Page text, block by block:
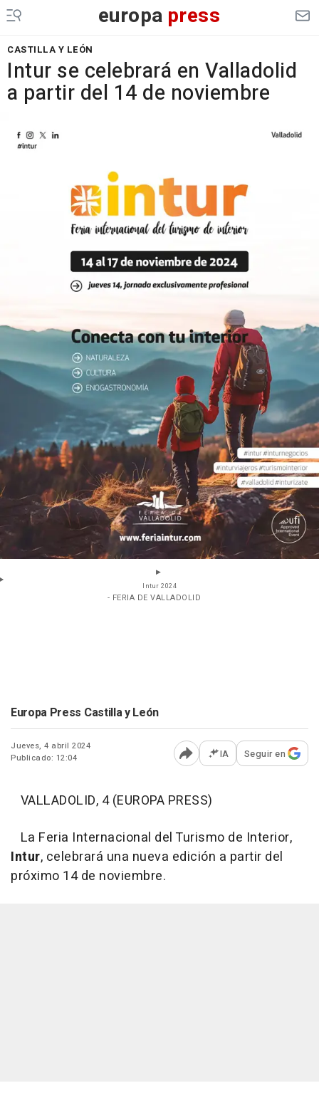
europa press
CASTILLA Y LEÓN
Intur se celebrará en Valladolid
a partir del 14 de noviembre
Intur 2024
- FERIA DE VALLADOLID
Europa Press Castilla y León
Jueves, 4 abril 2024
Publicado: 12:04
Abrir opciones para
IA Seguir en
VALLADOLID, 4 (EUROPA PRESS)
La Feria Internacional del Turismo de Interior,
Intur, celebrará una nueva edición a partir del
próximo 14 de noviembre.